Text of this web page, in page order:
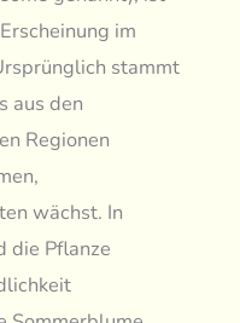
im
stammt
aus den
Regionen
wächst. In
die Pflanze